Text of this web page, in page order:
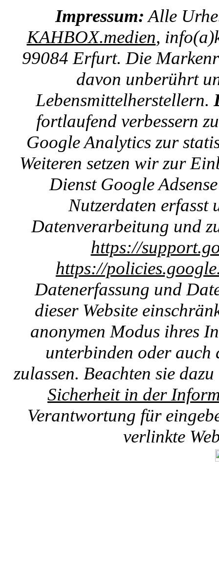
Impressum: Alle
KAHBOX.medien,
99084 Erfurt. Die
davon unberührt
Lebensmittelherstellern.
fortlaufend verbessern
Google Analytics zur
Weiteren setzen wir zur
Dienst Google
Nutzerdaten erfasst
Datenverarbeitung und
https://
https://
Datenerfassung und
dieser Website
anonymen Modus ihres
unterbinden oder auch
zulassen. Beachten sie
Sicherheit in der
Verantwortung für
verlinkte